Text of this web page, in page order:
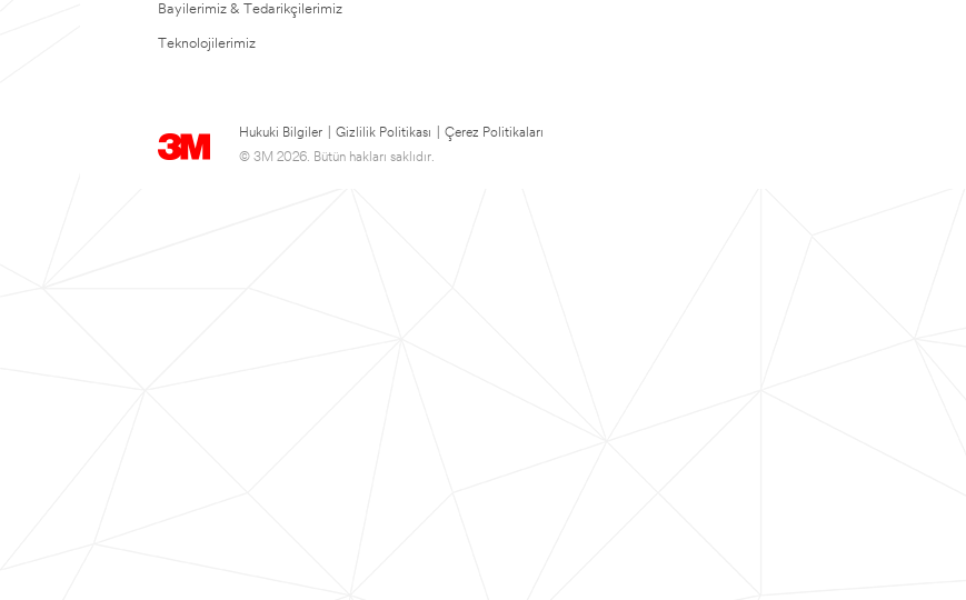
Bayilerimiz & Tedarikçilerimiz
Teknolojilerimiz
Hukuki Bilgiler Gizlilik Politikası
Çerez Politikaları
© 3M 2026. Bütün hakları saklıdır.